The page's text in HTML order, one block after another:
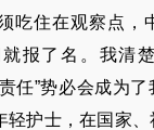
吃住在观察点，
报了名。我清
任”势必会成为
轻护士，在国家